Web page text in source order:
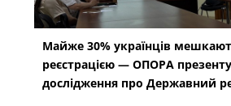
Майже 30% українців
реєстрацією — ОПОРА
дослідження про Державний